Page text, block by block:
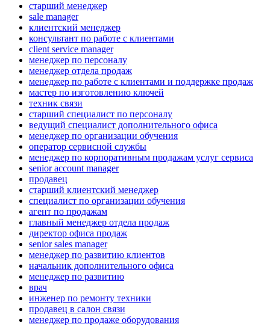
старший менеджер
sale manager
клиентский менеджер
консультант по работе с клиентами
client service manager
менеджер по персоналу
менеджер отдела продаж
менеджер по работе с клиентами и поддержке продаж
мастер по изготовлению ключей
техник связи
старший специалист по персоналу
ведущий специалист дополнительного офиса
менеджер по организации обучения
оператор сервисной службы
менеджер по корпоративным продажам услуг сервиса
senior account manager
продавец
старший клиентский менеджер
специалист по организации обучения
агент по продажам
главный менеджер отдела продаж
директор офиса продаж
senior sales manager
менеджер по развитию клиентов
начальник дополнительного офиса
менеджер по развитию
врач
инженер по ремонту техники
продавец в салон связи
менеджер по продаже оборудования